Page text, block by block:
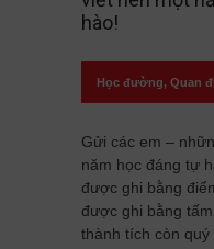
hào!
Học đường, Quan
Gửi các em –
năm học đáng tự
được ghi bằng
được ghi bằng
thành tích còn